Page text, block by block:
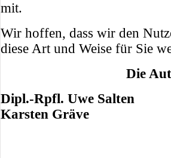
mit.
Wir hoffen, dass wir den
diese Art und Weise für Sie
Die
Dipl.-Rpfl. Uwe
Karsten Gräve